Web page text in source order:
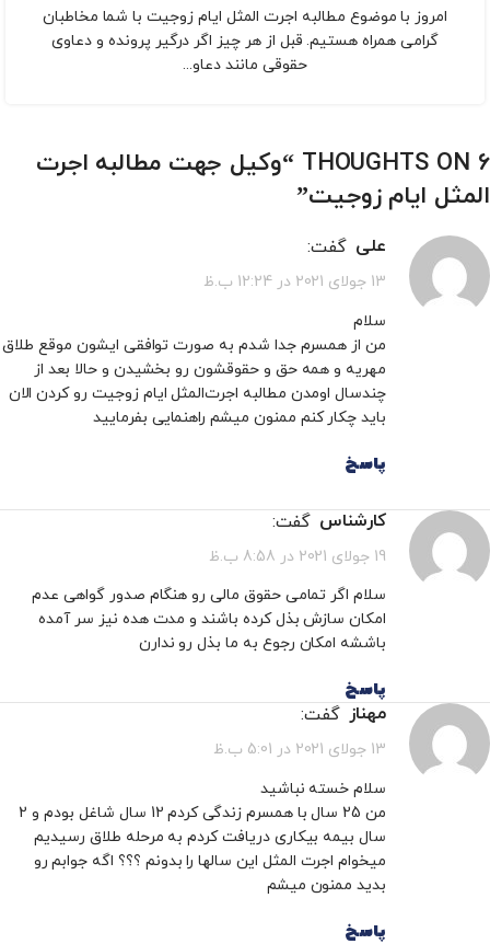
امروز با موضوع مطالبه اجرت‌ المثل ایام زوجیت با شما مخاطبان
گرامی همراه هستیم. قبل از هر چیز اگر درگیر پرونده و دعاوی
حقوقی مانند دعاو...
6 THOUGHTS ON “
وکیل جهت مطالبه اجرت
المثل ایام زوجیت”
علی گفت:
13 جولای 2021 در 12:24 ب.ظ
سلام
من از همسرم جدا شدم به صورت توافقی ایشون موقع طلاق
مهریه و همه حق و حقوقشون رو بخشیدن و حالا بعد از
چندسال اومدن مطالبه اجرت‌المثل ایام زوجیت رو کردن الان
باید چکار کنم ممنون میشم راهنمایی بفرمایید
پاسخ
کارشناس گفت:
19 جولای 2021 در 8:58 ب.ظ
سلام اگر تمامی حقوق مالی رو هنگام صدور گواهی عدم
امکان سازش بذل کرده باشند و مدت هده نیز سر آمده
باششه امکان رجوع به ما بذل رو ندارن
پاسخ
مهناز گفت:
13 جولای 2021 در 5:01 ب.ظ
سلام خسته نباشید
من 25 سال با همسرم زندگی کردم 12 سال شاغل بودم و 2
سال بیمه بیکاری دریافت کردم به مرحله طلاق رسیدیم
میخوام اجرت المثل این سالها را بدونم ؟؟؟ اگه جوابم رو
بدید ممنون میشم
پاسخ